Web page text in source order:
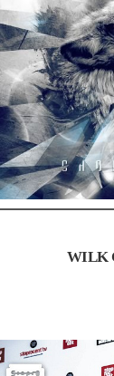
WILK